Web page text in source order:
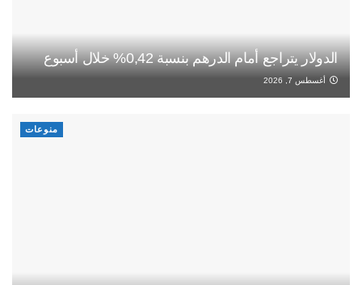
الدولار يتراجع أمام الدرهم بنسبة 0,42% خلال أسبوع
أغسطس 7, 2026
منوعات